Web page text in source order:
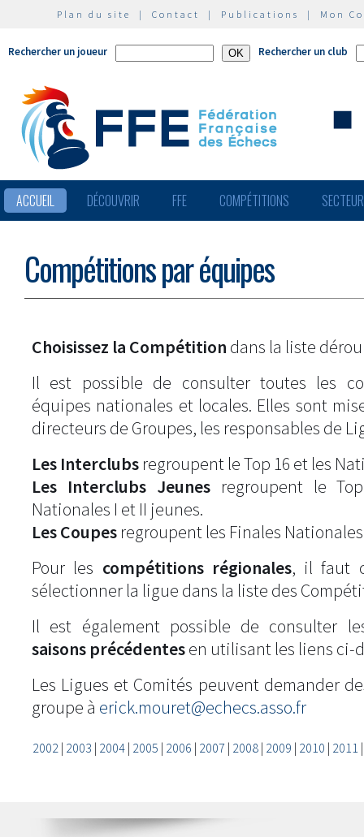
Plan du site | Contact | Publications | Mon
Rechercher un joueur Rechercher un club
ACCUEIL DÉCOUVRIR FFE COMPÉTITIONS
Compétitions par équipes
Choisissez la Compétition dans la liste
Il est possible de consulter toutes les
équipes nationales et locales. Elles sont
directeurs de Groupes, les responsables de
Les Interclubs regroupent le Top 16 et les
Les Interclubs Jeunesregroupent le
Nationales I et II jeunes.
Les Coupes regroupent les Finales
Pour les compétitions régionales, il faut
sélectionner la ligue dans la liste des
Il est également possible de consulter
saisons précédentesen utilisant les liens ci-
Les Ligues et Comités peuvent demander
groupe à erick.mouret@echecs.asso.fr
2002| 2003 | 2004| 2005 | 2006 | 2007 | 2008| 2009 | 2010 | 2011